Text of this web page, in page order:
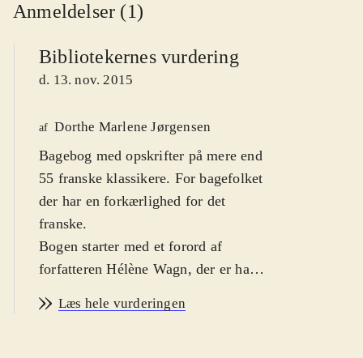
Anmeldelser (1)
Bibliotekernes vurdering
d. 13. nov. 2015
af Dorthe Marlene Jørgensen
Bagebog med opskrifter på mere end
55 franske klassikere. For bagefolket
der har en forkærlighed for det
franske.
Bogen starter med et forord af
forfatteren Hélène Wagn, der er halvt
vigtigheden af ingrediensernes
Læs hele vurderingen